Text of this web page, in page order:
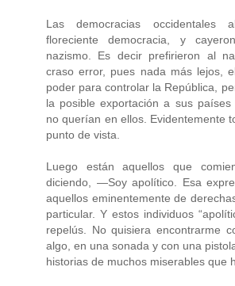
Las democracias occidentales
floreciente democracia, y
nazismo. Es decir prefirieron al
craso error, pues nada más lejos,
poder para controlar la República,
la posible exportación a sus
no querían en ellos. Evidentemente
punto de vista.
Luego están aquellos que
diciendo, —Soy apolítico. Esa
aquellos eminentemente de
particular. Y estos individuos
repelús. No quisiera encontrarme
algo, en una sonada y con una
historias de muchos miserables que